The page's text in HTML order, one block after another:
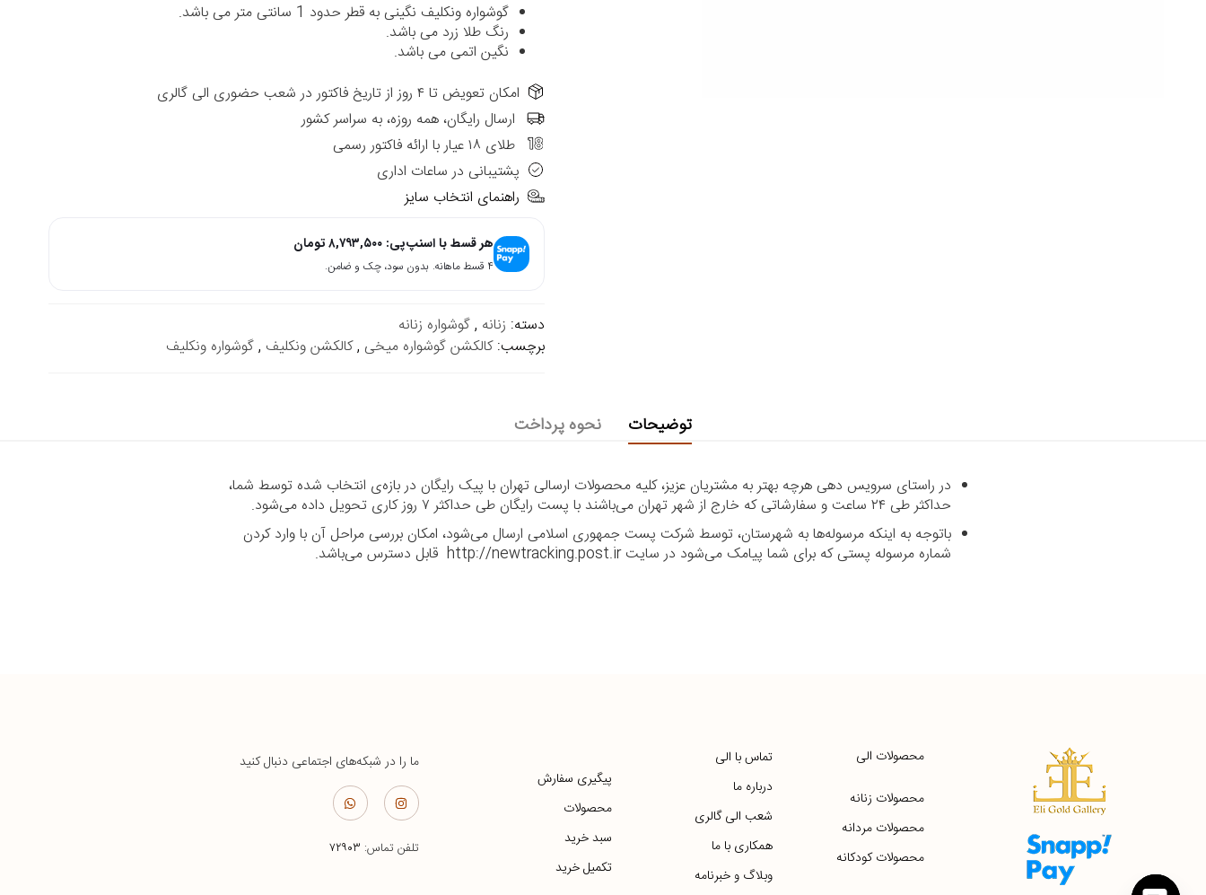
گوشواره ونکلیف نگینی به قطر حدود 1 سانتی متر می باشد.
رنگ طلا زرد می باشد.
نگین اتمی می باشد.
امکان تعویض تا ۴ روز از تاریخ فاکتور در شعب حضوری الی گالری
ارسال رایگان، همه روزه، به سراسر کشور
طلای ۱۸ عیار با ارائه فاکتور رسمی
پشتیبانی در ساعات اداری
راهنمای انتخاب سایز
هر قسط با اسنپ‌پی: ۸,۷۹۳,۵۰۰تومان
۴ قسط ماهانه. بدون سود، چک و ضامن.
دسته: زنانه ,گوشواره زنانه
برچسب:کالکشن گوشواره میخی ,کالکشن ونکلیف ,گوشواره ونکلیف
توضیحات نحوه پرداخت
در راستای سرویس دهی هرچه بهتر به مشتریان عزیز، کلیه محصولات ارسالی تهران با پیک رایگان در بازه‌ی انتخاب شده توسط شما،
حداکثر طی ۲۴ ساعت و سفارشاتی که خارج از شهر تهران می‌باشند با پست رایگان طی حداکثر ۷ روز کاری تحویل داده می‌شود.
باتوجه به اینکه مرسوله‌ها به شهرستان، توسط شرکت پست جمهوری اسلامی ارسال می‌شود، امکان بررسی مراحل آن با وارد کردن
شماره مرسوله پستی که برای شما پیامک می‌شود در سایت http://newtracking.post.ir قابل دسترس می‌باشد.
محصولات الی
محصولات زنانه
محصولات مردانه
محصولات کودکانه
تماس با الی
درباره ما
شعب الی گالری
همکاری با ما
وبلاگ و خبرنامه
پیگیری سفارش
محصولات
سبد خرید
تکمیل خرید
ما را در شبکه‌های اجتماعی دنبال کنید
تلفن تماس: ۷۲۹۰۳